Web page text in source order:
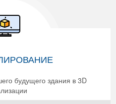
будущего здания в 3D